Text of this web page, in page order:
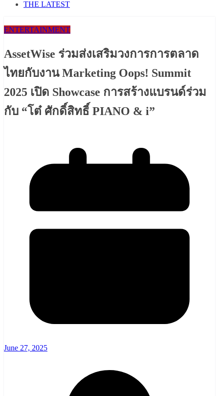
THE LATEST
ENTERTAINMENT
AssetWise ร่วมส่งเสริมวงการการตลาด
ไทยกับงาน Marketing Oops! Summit
2025 เปิด Showcase การสร้างแบรนด์ร่วม
กับ “โต๋ ศักดิ์สิทธิ์ PIANO & i”
June 27, 2025